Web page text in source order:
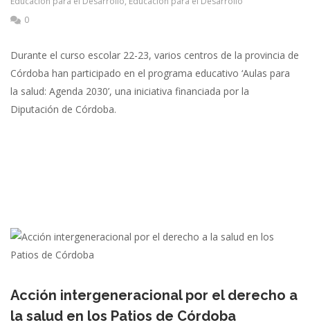
0
Durante el curso escolar 22-23, varios centros de la provincia de
Córdoba han participado en el programa educativo ‘Aulas para
la salud: Agenda 2030’, una iniciativa financiada por la
Diputación de Córdoba.
Acción intergeneracional por el derecho a
la salud en los Patios de Córdoba